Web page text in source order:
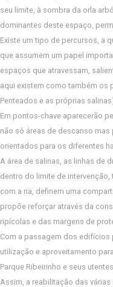
seu limite, à sombra da orla
dominantes deste espaço,
Existe um tipo de percursos, a
que assumem um papel
espaços que atravessam,
aqui existem como também os
Penteados e as próprias
Em pontos-chave aparecerão
não só áreas de descanso
orientados para os diferentes
A área de salinas, as linhas de
dentro do limite de
com a ria, definem uma
propõe reforçar através da
ripícolas e das margens de
Com a passagem dos edifícios
utilização e aproveitamento
Parque Ribeirinho e seus
Assim, a reabilitação das